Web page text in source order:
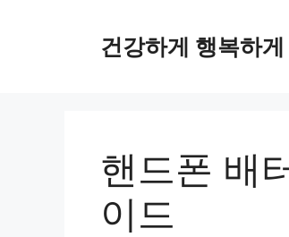
건강하게 행복하게
핸드폰 배
이드